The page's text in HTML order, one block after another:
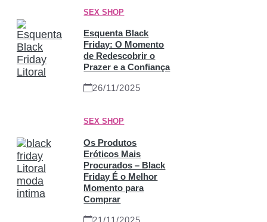
SEX SHOP
Esquenta Black
Friday: O Momento
de Redescobrir o
Prazer e a Confiança
26/11/2025
SEX SHOP
Os Produtos
Eróticos Mais
Procurados – Black
Friday É o Melhor
Momento para
Comprar
21/11/2025